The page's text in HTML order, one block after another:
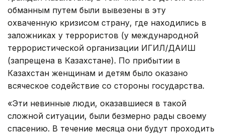
обманным путем были вывезены в эту
охваченную кризисом страну, где находились в
заложниках у террористов (у международной
террористической организации ИГИЛ/ДАИШ
(запрещена в Казахстане). По прибытии в
Казахстан женщинам и детям было оказано
всяческое содействие со стороны государства.
«Эти невинные люди, оказавшиеся в такой
сложной ситуации, были безмерно рады своему
спасению. В течение месяца они будут проходить